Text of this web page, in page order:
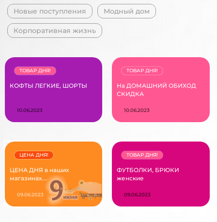
Новые поступления Модный дом
Корпоративная жизнь
КОФТЫ ЛЕГКИЕ, ШОРТЫ
ТОВАР ДНЯ!
10.06.2023
На ДОМАШНИЙ ОБИХОД
СКИДКА
ТОВАР ДНЯ!
10.06.2023
ЦЕНА ДНЯ в наших
магазинах....
ЦЕНА ДНЯ!
09.06.2023
ФУТБОЛКИ, БРЮКИ
женские
ТОВАР ДНЯ!
09.06.2023